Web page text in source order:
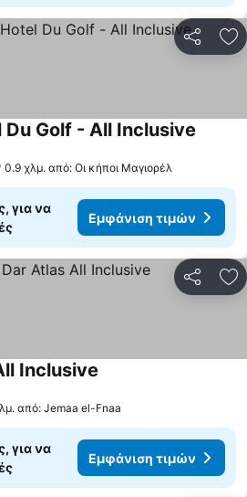
Golf - All Inclusive
0.9 χλμ. από: Οι κήποι Μαγιορέλ
για να
Εμφάνιση τιμών
Inclusive
από: Jemaa el-Fnaa
για να
Εμφάνιση τιμών